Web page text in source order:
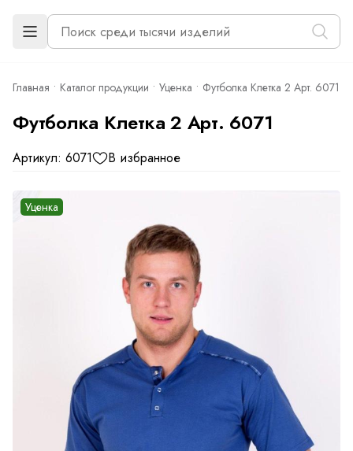
Главная Каталог продукции Уценка Футболка Клетка 2 Арт. 6071
Футболка Клетка 2 Арт. 6071
Артикул: 6071 В избранное
Уценка